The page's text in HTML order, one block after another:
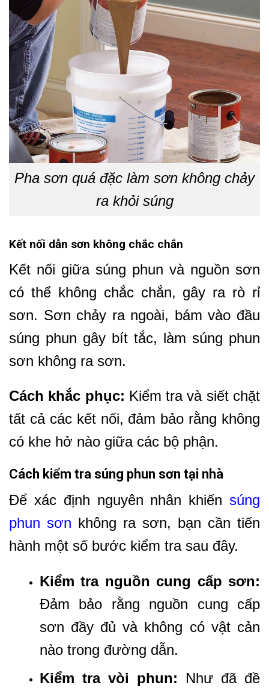
Pha sơn quá đặc làm sơn không chảy
ra khỏi súng
Kết nối dẫn sơn không chắc chắn
Kết nối giữa súng phun và nguồn sơn
có thể không chắc chắn, gây ra rò rỉ
sơn. Sơn chảy ra ngoài, bám vào đầu
súng phun gây bít tắc, làm súng phun
sơn không ra sơn.
Cách khắc phục: Kiểm tra và siết chặt
tất cả các kết nối, đảm bảo rằng không
có khe hở nào giữa các bộ phận.
Cách kiểm tra súng phun sơn tại nhà
Để xác định nguyên nhân khiến súng
phun sơn không ra sơn, bạn cần tiến
hành một số bước kiểm tra sau đây.
Kiểm tra nguồn cung cấp sơn:
Đảm bảo rằng nguồn cung cấp
sơn đầy đủ và không có vật cản
nào trong đường dẫn.
Kiểm tra vòi phun: Như đã đề